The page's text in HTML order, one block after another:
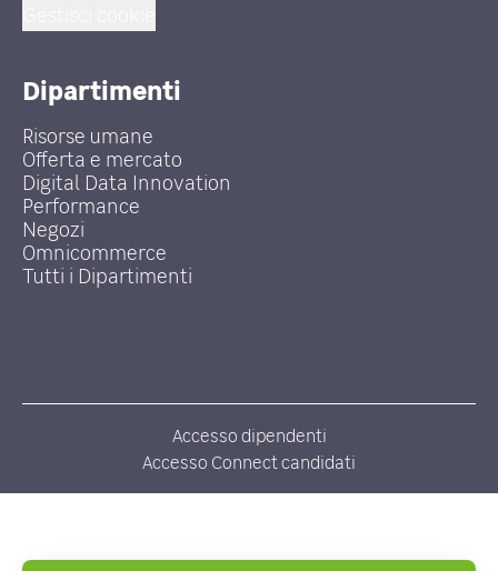
Dipartimenti
Risorse umane
Offerta e mercato
Digital Data Innovation
Performance
Negozi
Omnicommerce
Tutti i Dipartimenti
Accesso dipendenti
Accesso Connect candidati